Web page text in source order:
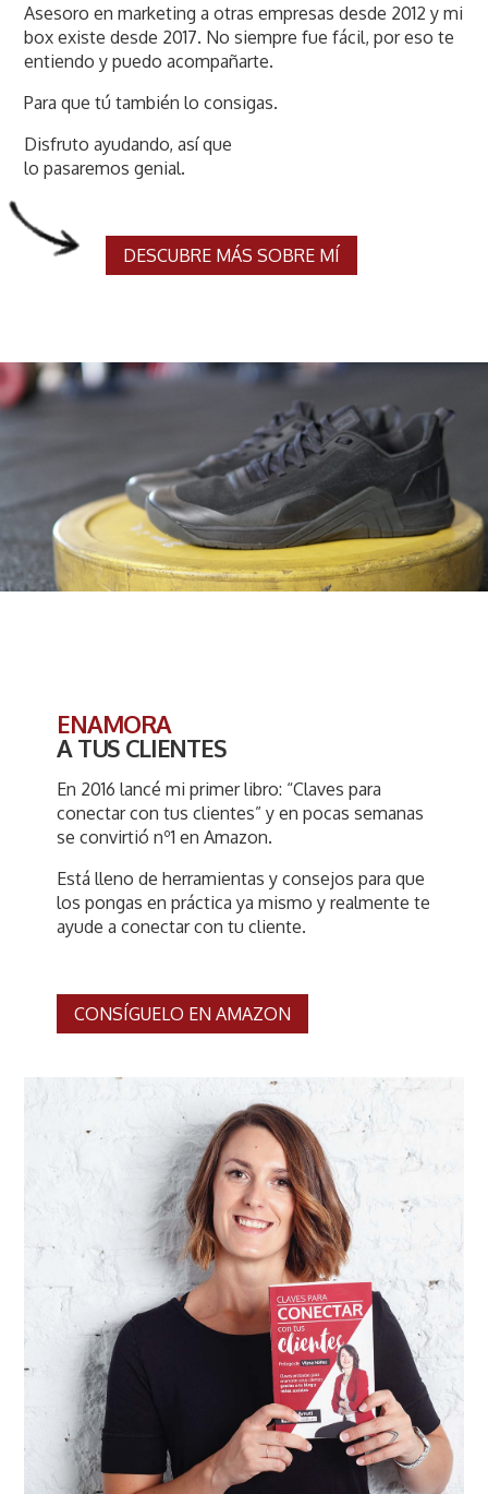
Asesoro en marketing a otras empresas desde 2012 y mi
box existe desde 2017. No siempre fue fácil, por eso te
entiendo y puedo acompañarte.
Para que tú también lo consigas.
Disfruto ayudando, así que
lo pasaremos genial.
DESCUBRE MÁS SOBRE MÍ
ENAMORA
A TUS CLIENTES
En 2016 lancé mi primer libro: “Claves para
conectar con tus clientes” y en pocas semanas
se convirtió nº1 en Amazon.
Está lleno de herramientas y consejos para que
los pongas en práctica ya mismo y realmente te
ayude a conectar con tu cliente.
CONSÍGUELO EN AMAZON